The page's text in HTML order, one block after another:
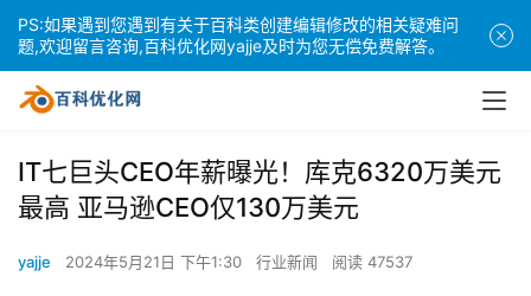
IT七巨头CEO年薪曝光！库克6320万美元
最高 亚马逊CEO仅130万美元
yajje 2024年5月21日 下午1:30 行业新闻 阅读 47537
PS:如果遇到您遇到有关于百科类创建编辑修改的相关疑难问
题,欢迎留言咨询,百科优化网yajje及时为您无偿免费解答。